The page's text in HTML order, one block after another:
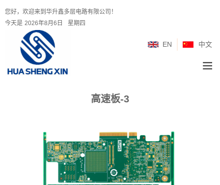
您好，欢迎来到华升鑫多层电路有限公司！
今天是 2026年8月6日 星期四
中文
EN
高速板-3